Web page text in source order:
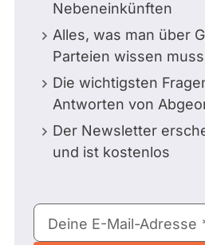
Nebeneinkünften
Alles, was man über
Parteien wissen muss
Die wichtigsten
Antworten von
Der Newsletter
und ist kostenlos
E-
Mail-
Deine E-Mail-Adresse